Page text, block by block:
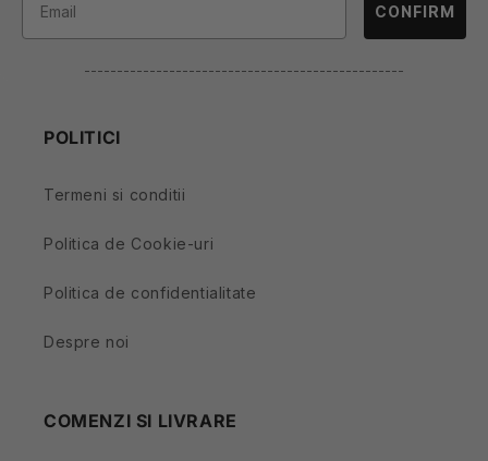
CONFIRM
-------------------------------------------------
POLITICI
Termeni si conditii
Politica de Cookie-uri
Politica de confidentialitate
Despre noi
COMENZI SI LIVRARE